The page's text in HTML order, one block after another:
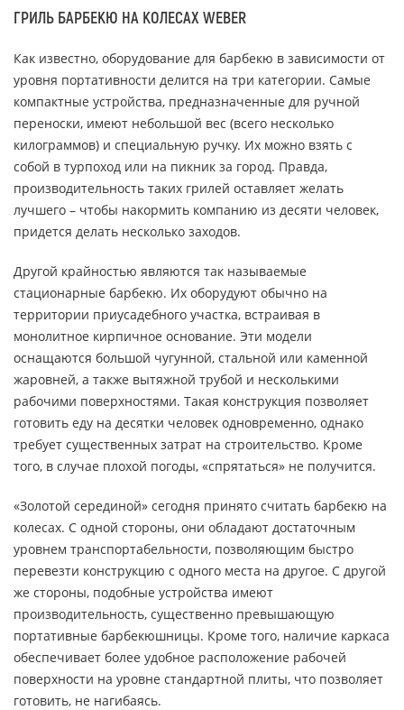
ГРИЛЬ БАРБЕКЮ НА КОЛЕСАХ WEBER
Как известно, оборудование для барбекю в зависимости от
уровня портативности делится на три категории. Самые
компактные устройства, предназначенные для ручной
переноски, имеют небольшой вес (всего несколько
килограммов) и специальную ручку. Их можно взять с
собой в турпоход или на пикник за город. Правда,
производительность таких грилей оставляет желать
лучшего – чтобы накормить компанию из десяти человек,
придется делать несколько заходов.
Другой крайностью являются так называемые
стационарные барбекю. Их оборудуют обычно на
территории приусадебного участка, встраивая в
монолитное кирпичное основание. Эти модели
оснащаются большой чугунной, стальной или каменной
жаровней, а также вытяжной трубой и несколькими
рабочими поверхностями. Такая конструкция позволяет
готовить еду на десятки человек одновременно, однако
требует существенных затрат на строительство. Кроме
того, в случае плохой погоды, «спрятаться» не получится.
«Золотой серединой» сегодня принято считать барбекю на
колесах. С одной стороны, они обладают достаточным
уровнем транспортабельности, позволяющим быстро
перевезти конструкцию с одного места на другое. С другой
же стороны, подобные устройства имеют
производительность, существенно превышающую
портативные барбекюшницы. Кроме того, наличие каркаса
обеспечивает более удобное расположение рабочей
поверхности на уровне стандартной плиты, что позволяет
готовить, не нагибаясь.